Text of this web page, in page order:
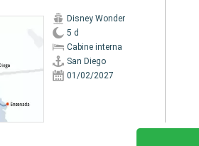
Disney Wonder
5 d
Cabine interna
San Diego
01/02/2027